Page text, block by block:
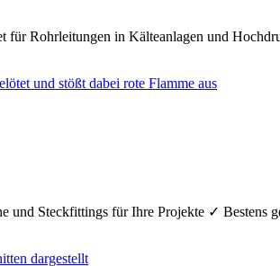
Rohrleitungen in Kälteanlagen und
und Steckfittings für Ihre Projekte ✓